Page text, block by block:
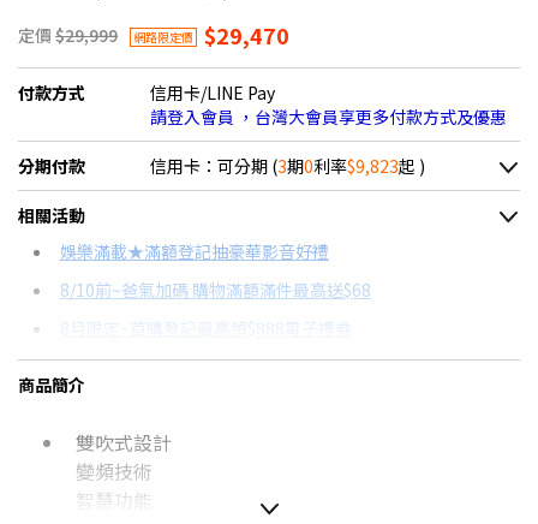
定價 $29,999 網路限定價 $29,470
付款方式
信用卡/LINE Pay
請登入會員 ，台灣大會員享更多付款方式及優惠
分期付款 信用卡：可分期 (3期0利率$9,823起 )
＊實際可分期數、適用利率，請以購物車顯示為主
信用卡分期
分期數
12期
24期
每期金額 配合銀行/業者
相關活動
娛樂滿載★滿額登記抽豪華影音好禮
8/10前~爸氣加碼 購物滿額滿件最高送$68
8月限定~首購登記最高領$888電子禮券
台灣大哥大Open Possible聯名卡滿額最高回饋25%
熱銷冷氣機推薦→點我看達人教你買
冷氣挑選教學→點我看達人教你買
商品簡介
雙吹式設計
變頻技術
智慧功能